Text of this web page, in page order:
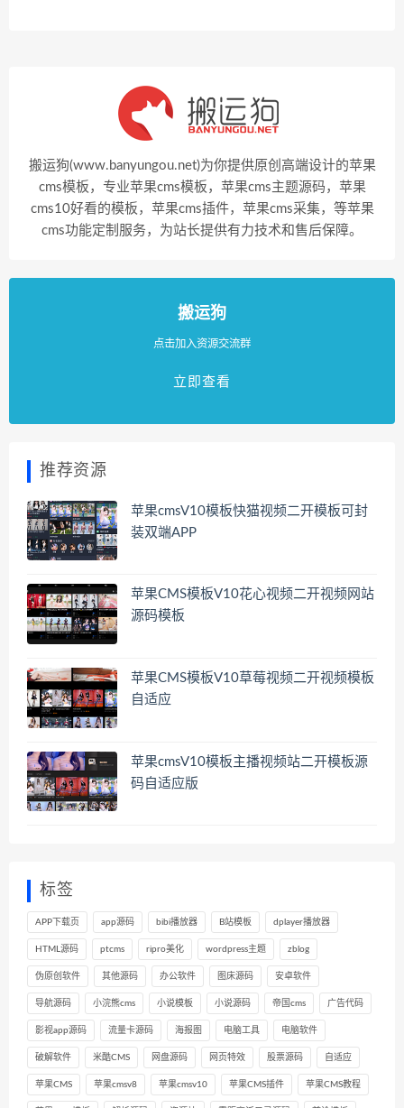
搬运狗(www.banyungou.net)为你提供原创高端设计的苹果
cms模板，专业苹果cms模板，苹果cms主题源码，苹果
cms10好看的模板，苹果cms插件，苹果cms采集，等苹果
cms功能定制服务，为站长提供有力技术和售后保障。
搬运狗
点击加入资源交流群
立即查看
推荐资源
苹果cmsV10模板快猫视频二开模板可封
装双端APP
苹果CMS模板V10花心视频二开视频网站
源码模板
苹果CMS模板V10草莓视频二开视频模板
自适应
苹果cmsV10模板主播视频站二开模板源
码自适应版
标签
APP下载页 app源码 bibi播放器 B站模板 dplayer播放器
HTML源码 ptcms ripro美化 wordpress主题 zblog
伪原创软件 其他源码 办公软件 图床源码 安卓软件
导航源码 小浣熊cms 小说模板 小说源码 帝国cms 广告代码
影视app源码 流量卡源码 海报图 电脑工具 电脑软件
破解软件 米酷CMS 网盘源码 网页特效 股票源码 自适应
苹果CMS 苹果cmsv8 苹果cmsv10 苹果CMS插件 苹果CMS教程